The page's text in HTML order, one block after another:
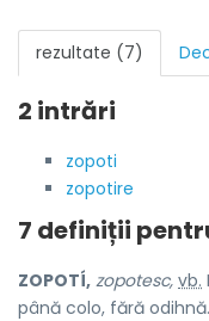
rezultate (7)
2 intrări
zopoti
zopotire
7 definiții
ZOPOTÍ, zopotesc, vb.
până colo, fără